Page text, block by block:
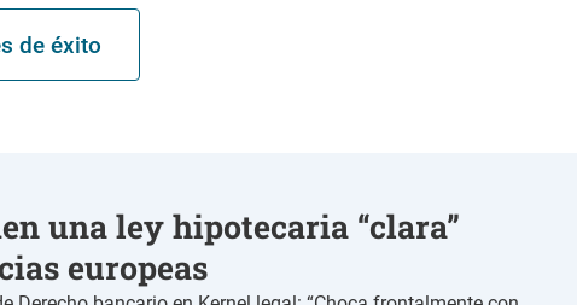
de éxito
una ley hipotecaria “clara”
europeas